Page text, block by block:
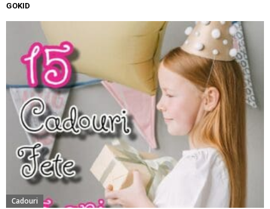
GOKID
Cadouri